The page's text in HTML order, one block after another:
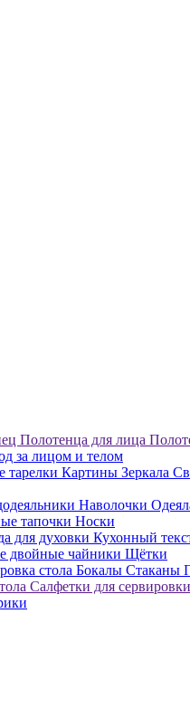
Полотенца для лица
за лицом и телом
тарелки Картины Зеркала
Наволочки
тапочки Носки
для духовки Кухонный
двойные чайники Щётки
стола Бокалы Стаканы
Салфетки для